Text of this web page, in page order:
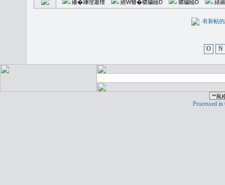
繙�𥪕理簫羶 繞W簪�穠穢瞼D 穠穢瞼D 繕
有新
O N
Processed